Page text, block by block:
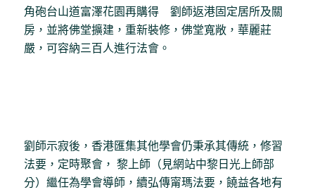
角砲台山道富澤花園再購得 劉師返港固定居所及關
房，並將佛堂擴建，重新裝修，佛堂寬敞，華麗莊
嚴，可容納三百人進行法會。
劉師示寂後，香港匯集其他學會仍秉承其傳統，修習
法要，定時聚會， 黎上師（見網站中黎日光上師部
分）繼任為學會導師，續弘傳甯瑪法要，饒益各地有